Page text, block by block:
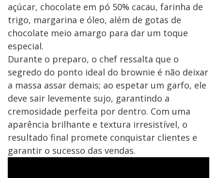
açúcar, chocolate em pó 50% cacau, farinha de
trigo, margarina e óleo, além de gotas de
chocolate meio amargo para dar um toque
especial.
Durante o preparo, o chef ressalta que o
segredo do ponto ideal do brownie é não deixar
a massa assar demais; ao espetar um garfo, ele
deve sair levemente sujo, garantindo a
cremosidade perfeita por dentro. Com uma
aparência brilhante e textura irresistível, o
resultado final promete conquistar clientes e
garantir o sucesso das vendas.